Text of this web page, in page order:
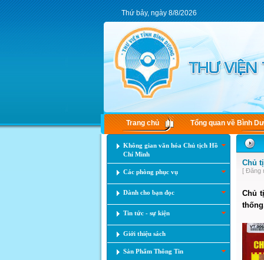
Thứ bảy, ngày 8/8/2026
Trang chủ Tổng quan về Bình
Không gian văn hóa Chủ tịch Hồ
Chí Minh
Các phòng phục vụ
Dành cho bạn đọc
Tin tức - sự kiện
Giới thiệu sách
Sản Phẩm Thông Tin
Chủ
[ Đăng
Chủ